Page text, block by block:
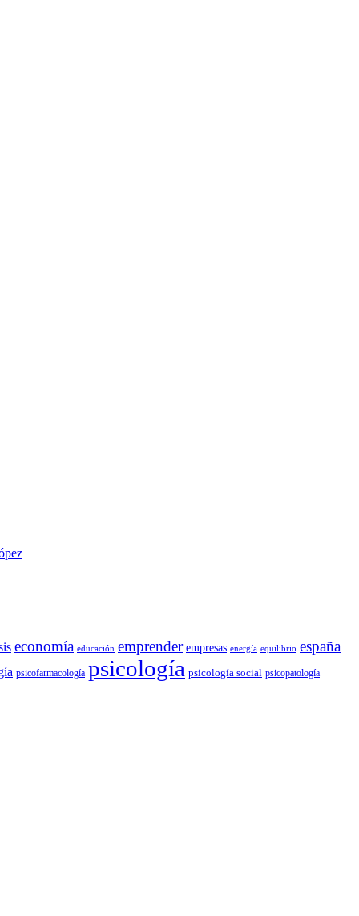
economía educación emprender empresas energía equilibrio españa
psicofarmacología psicología psicología social psicopatología